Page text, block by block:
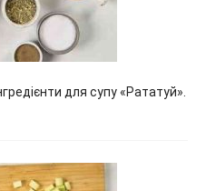
для супу «Рататуй».